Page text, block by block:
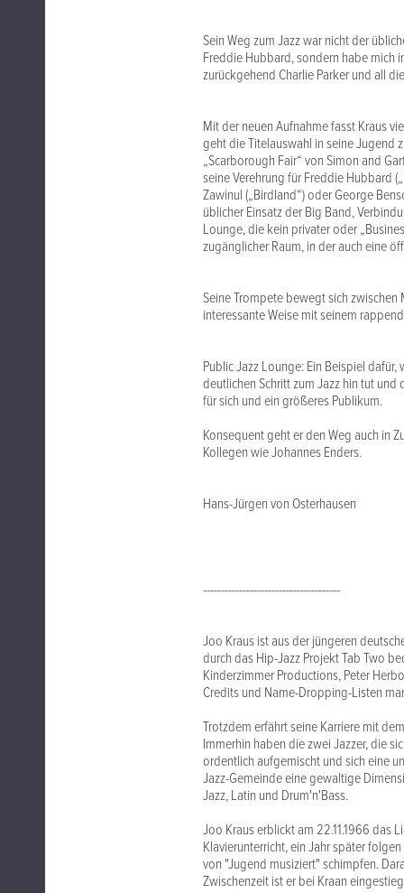
Sein Weg zum Jazz war nicht der
Freddie Hubbard, sondern habe mich
zurückgehend Charlie Parker und all
Mit der neuen Aufnahme fasst Kraus
geht die Titelauswahl in seine Jugend
„Scarborough Fair“ von Simon and
seine Verehrung für Freddie Hubbard
Zawinul („Birdland“) oder George
üblicher Einsatz der Big Band,
Lounge, die kein privater oder
zugänglicher Raum, in der auch eine
Seine Trompete bewegt sich
interessante Weise mit seinem
Public Jazz Lounge: Ein Beispiel
deutlichen Schritt zum Jazz hin tut
für sich und ein größeres Publikum.
Konsequent geht er den Weg auch in
Kollegen wie Johannes Enders.
Hans-Jürgen von Osterhausen
--------------------------------------
Joo Kraus ist aus der jüngeren
durch das Hip-Jazz Projekt Tab Two
Kinderzimmer Productions, Peter
Credits und Name-Dropping-Listen
Trotzdem erfährt seine Karriere mit
Immerhin haben die zwei Jazzer, die
ordentlich aufgemischt und sich eine
Jazz-Gemeinde eine gewaltige
Jazz, Latin und Drum'n'Bass.
Joo Kraus erblickt am 22.11.1966 das
Klavierunterricht, ein Jahr später
von "Jugend musiziert" schimpfen.
Zwischenzeit ist er bei Kraan